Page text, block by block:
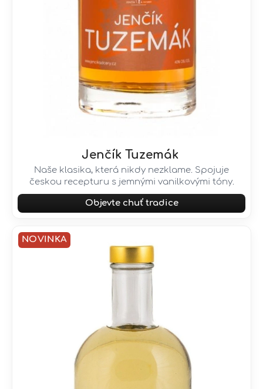
Jenčík Tuzemák
Naše klasika, která nikdy nezklame. Spojuje
českou recepturu s jemnými vanilkovými tóny.
Objevte chuť tradice
NOVINKA